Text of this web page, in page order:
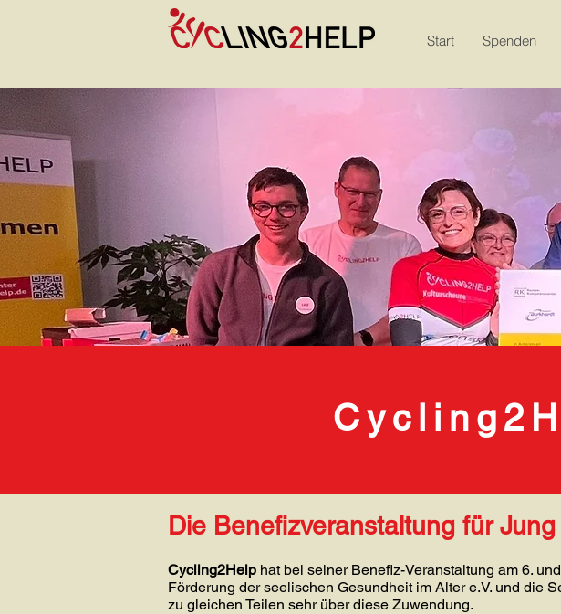
Start Spenden
Die Benefizveranstaltung für
Cycling2Help hat bei seiner Benefiz-Veranstaltung am 6.
Förderung der seelischen Gesundheit im Alter e.V. und die
zu gleichen Teilen sehr über diese Zuwendung.